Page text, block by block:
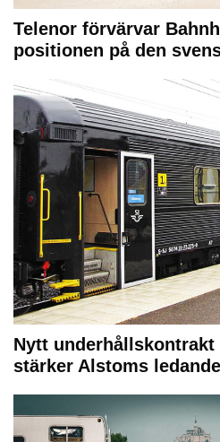
Telenor förvärvar
positionen på den
Nytt
stärker Alstoms